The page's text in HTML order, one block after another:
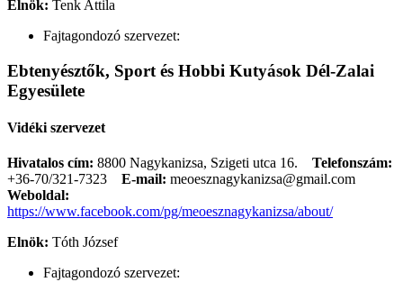
Elnök: Tenk Attila
Fajtagondozó szervezet:
Ebtenyésztők, Sport és Hobbi Kutyások Dél-Zalai
Egyesülete
Vidéki szervezet
Hivatalos cím: 8800 Nagykanizsa, Szigeti utca 16. Telefonszám:
+36-70/321-7323
E-mail: meoesznagykanizsa@gmail.com
Weboldal:
https://www.facebook.com/pg/meoesznagykanizsa/about/
Elnök: Tóth József
Fajtagondozó szervezet: